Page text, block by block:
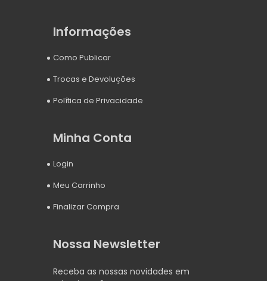
Informações
Como Publicar
Trocas e Devoluções
Política de Privacidade
Minha Conta
Login
Meu Carrinho
Finalizar Compra
Nossa Newsletter
Receba as nossas novidades em